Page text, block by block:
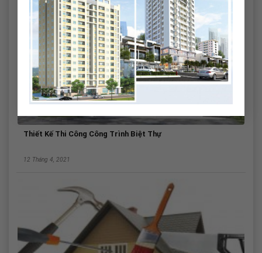
Thiết Kế Thi Công Công Trình Biệt Thự
12 Tháng 4, 2021